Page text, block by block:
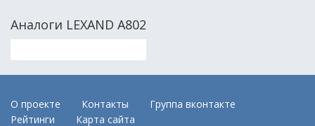
Аналоги LEXAND A802
О проекте Контакты
Группа вконтакте
Рейтинги
Карта сайта